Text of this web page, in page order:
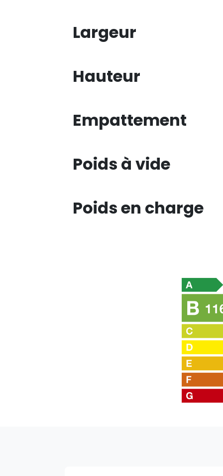
Largeur
Hauteur
Empattement
Poids à vide
Poids en charge